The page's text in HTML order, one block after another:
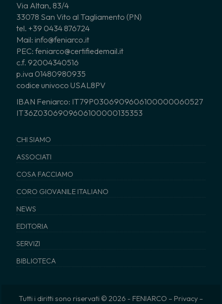
Via Altan, 83/4
33078 San Vito al Tagliamento (PN)
tel. +39 0434 876724
Mail: info@feniarco.it
PEC: feniarco@certifiedemail.it
c.f. 92004340516
p.iva 01480980935
codice univoco USAL8PV
IBAN Feniarco: IT79P0306909606100000060527
IT36Z0306909606100000135353
CHI SIAMO
ASSOCIATI
COSA FACCIAMO
CORO GIOVANILE ITALIANO
NEWS
EDITORIA
SERVIZI
BIBLIOTECA
Tutti i diritti sono riservati © 2026 - FENIARCO – Privacy –